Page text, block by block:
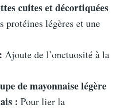
cuites et décortiquées
protéines légères et une
Ajoute de l’onctuosité à la
de mayonnaise légère
: Pour lier la